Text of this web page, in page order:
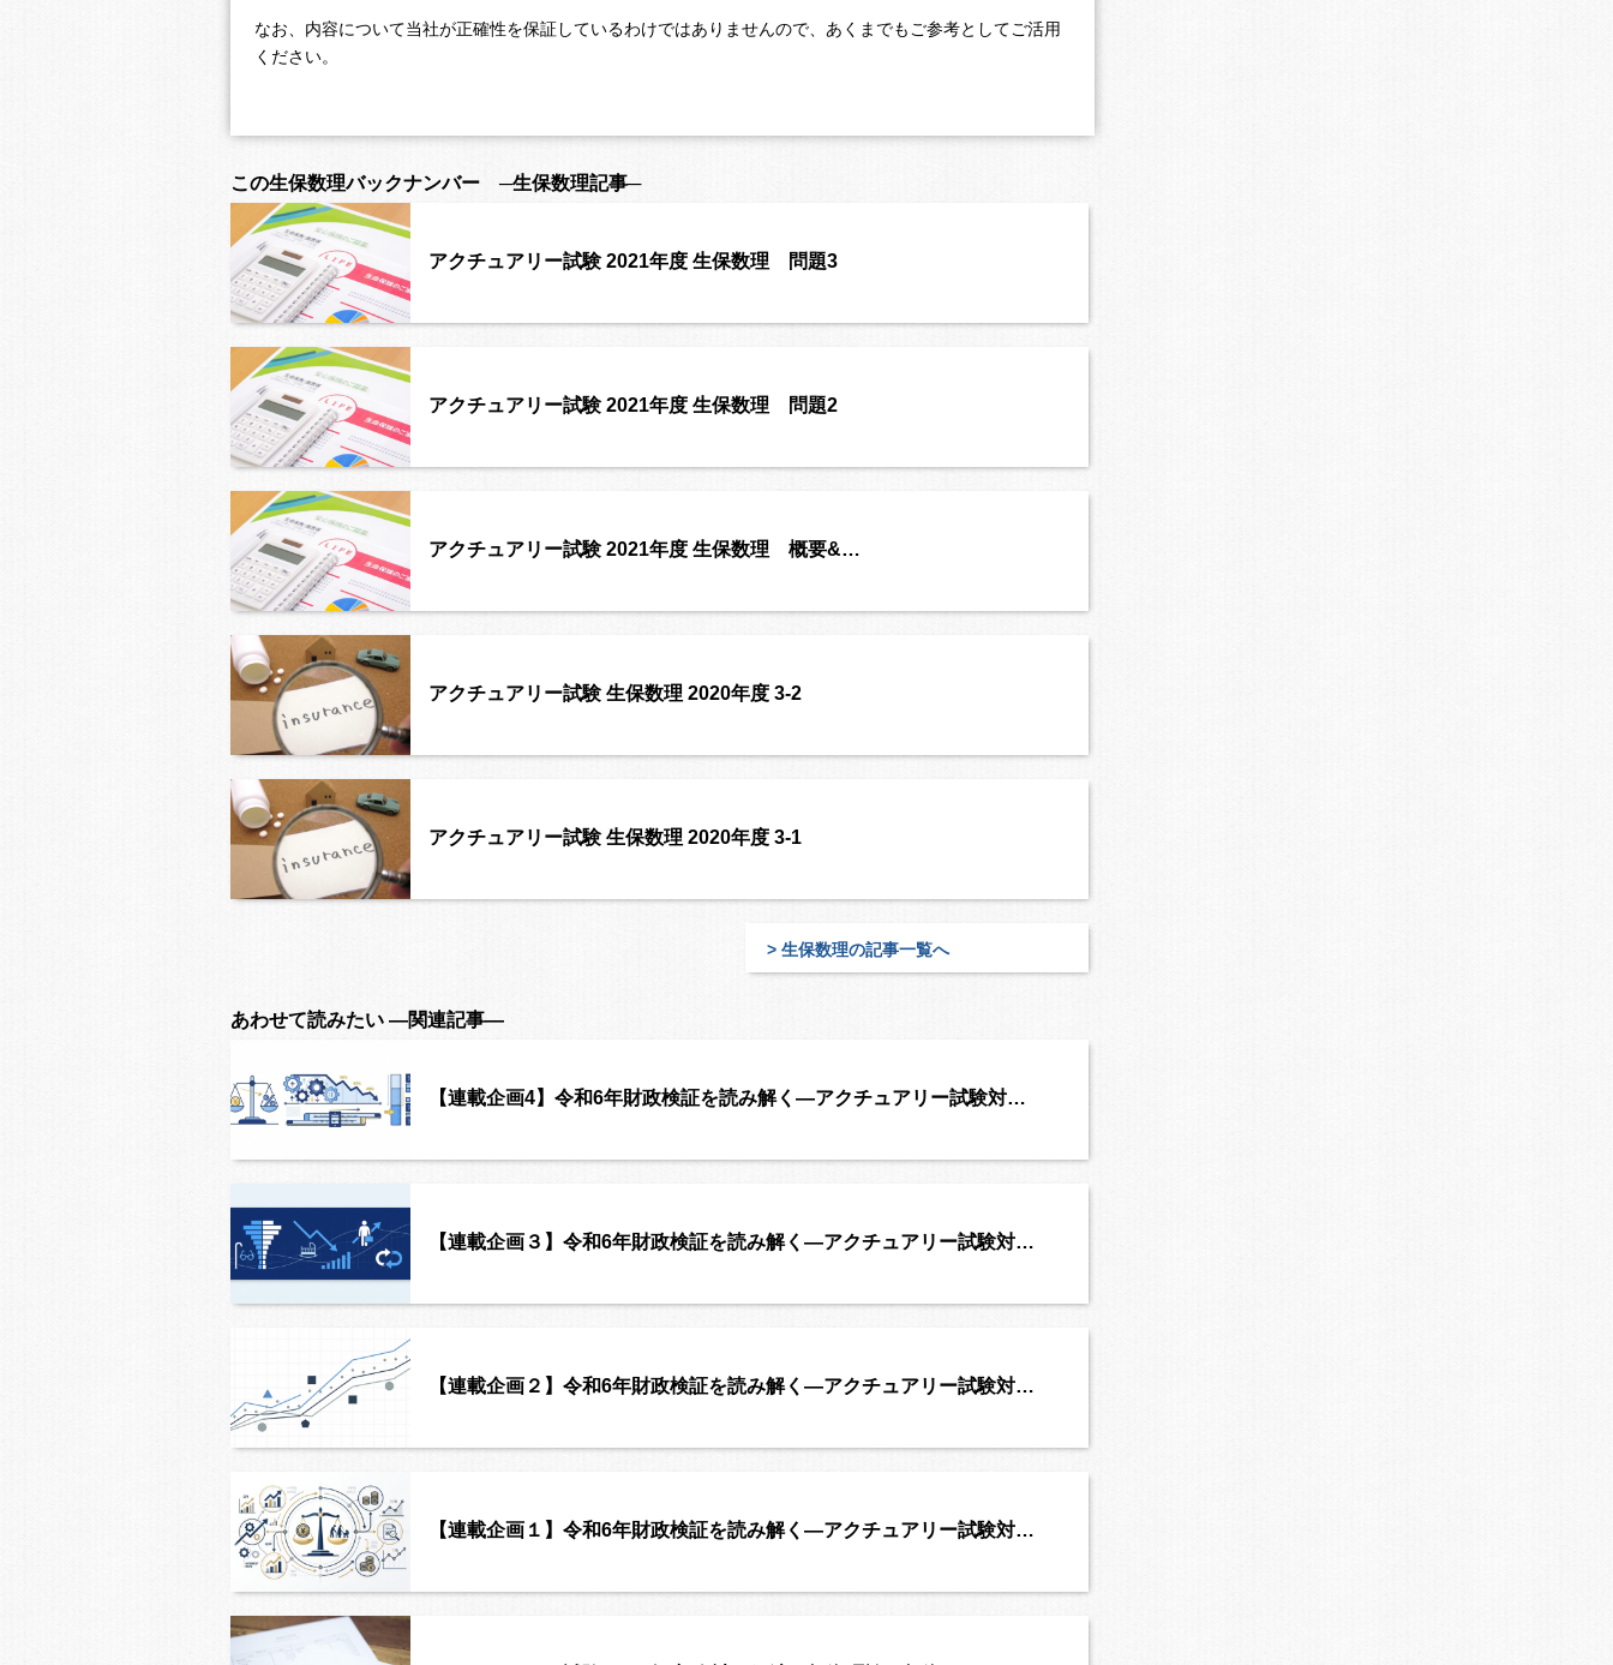
なお、内容について当社が正確性を保証しているわけではありませんので、あくまでもご参考としてご活用
ください。
この生保数理バックナンバー ─生保数理記事─
アクチュアリー試験 2021年度 生保数理 問題3
アクチュアリー試験 2021年度 生保数理 問題2
アクチュアリー試験 2021年度 生保数理 概要&…
アクチュアリー試験 生保数理 2020年度 3-2
アクチュアリー試験 生保数理 2020年度 3-1
> 生保数理の記事一覧へ
あわせて読みたい ―関連記事―
【連載企画4】令和6年財政検証を読み解く―アクチュアリー試験対…
【連載企画３】令和6年財政検証を読み解く―アクチュアリー試験対…
【連載企画２】令和6年財政検証を読み解く―アクチュアリー試験対…
【連載企画１】令和6年財政検証を読み解く―アクチュアリー試験対…